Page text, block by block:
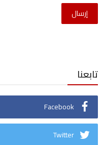
إرسال
تابعنا
Facebook
Twitter